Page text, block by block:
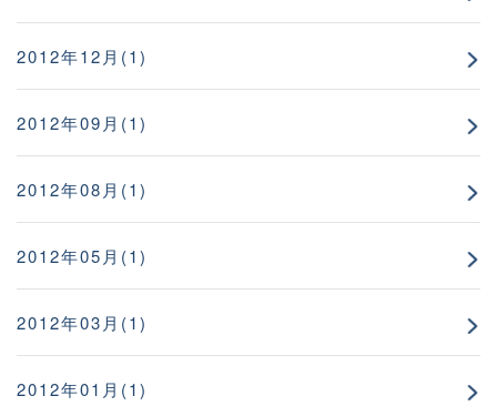
2012年12月(1)
2012年09月(1)
2012年08月(1)
2012年05月(1)
2012年03月(1)
2012年01月(1)